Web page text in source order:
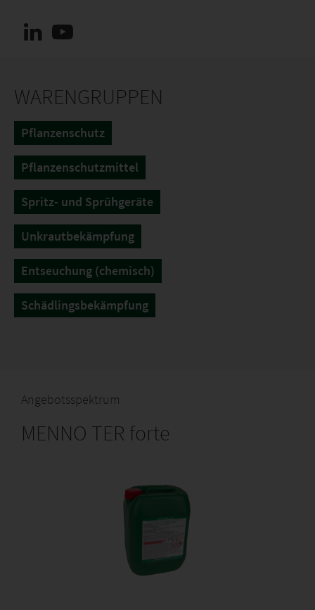
WARENGRUPPEN
Pflanzenschutz
Pflanzenschutzmittel
Spritz- und Sprühgeräte
Unkrautbekämpfung
Entseuchung (chemisch)
Schädlingsbekämpfung
Angebotsspektrum
MENNO TER forte